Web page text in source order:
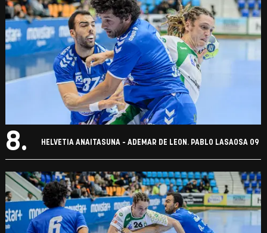
8. HELVETIA ANAITASUNA - ADEMAR DE LEON. PABLO LASAOSA 09